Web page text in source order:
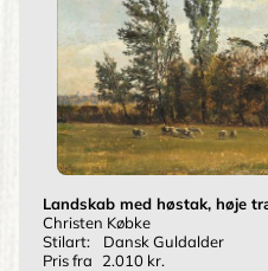
Landskab med høstak, høje
Christen Købke
Stilart:
Dansk Guldalder
Pris fra
2.010 kr.